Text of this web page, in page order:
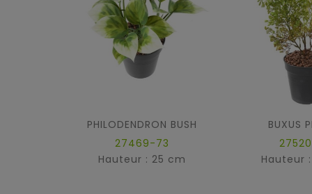
PHILODENDRON BUSH
27469-73
Hauteur : 25 cm
BUXUS
Hauteur